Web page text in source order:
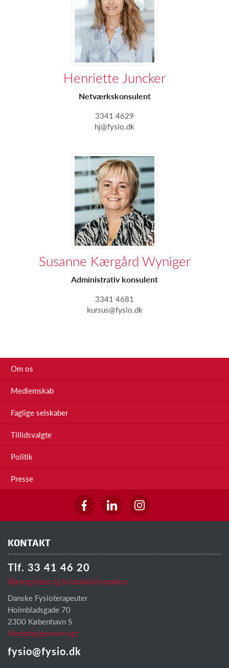
Henriette Juncker
Netværkskonsulent
3341 4629
hj@fysio.dk
Susanne Kærgård Wyniger
Administrativ konsulent
3341 4681
kursus@fysio.dk
Om os
Medlemskab
Faglige selskaber
Tillidsvalgte
Politik
Presse
KONTAKT
Tlf. 33 41 46 20
Åbningstider og kontaktinformation
Danske Fysioterapeuter
Holmbladsgade 70
2300 København S
Medarbejderoversigt
fysio@fysio.dk